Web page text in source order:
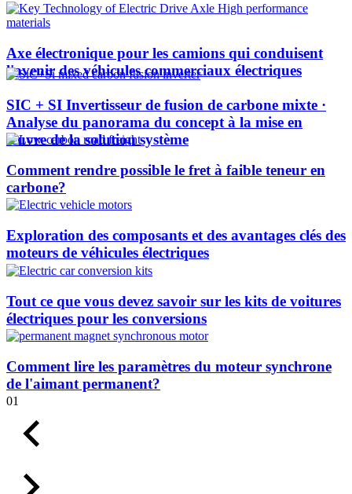
Axe électronique pour les camions qui conduisent
l'avenir des véhicules commerciaux électriques
SIC + SI Invertisseur de fusion de carbone mixte ·
Analyse du panorama du concept à la mise en
œuvre de la solution système
Comment rendre possible le fret à faible teneur en
carbone?
Exploration des composants et des avantages clés des
moteurs de véhicules électriques
Tout ce que vous devez savoir sur les kits de voitures
électriques pour les conversions
Comment lire les paramètres du moteur synchrone
de l'aimant permanent?
01